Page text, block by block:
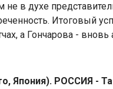
не в духе
Итоговый
а Гончарова -
Япония). РОССИЯ -